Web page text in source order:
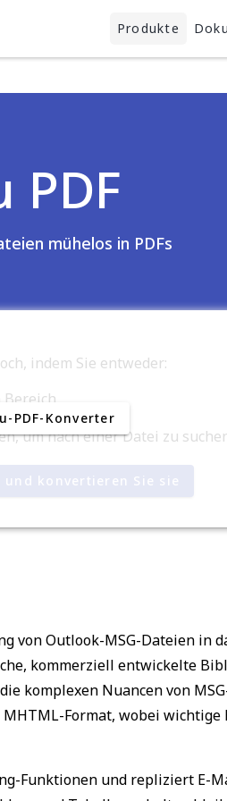
Produkte
PDF
mühelos in PDFs
indem Sie entweder:
Bereich
Outlook
um nach einer Datei zu
und konvertieren Sie sie
PDF-Konverter
von Outlook-MSG-Dateien in
kommerziell entwickelte
komplexen Nuancen von
Format, wobei
Funktionen und repliziert E-